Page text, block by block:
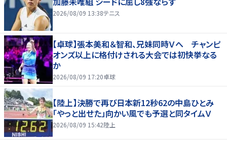
2026/08/09 13:38テニス
【卓球】張本美和＆智和、兄妹同時Ｖへ チャンピ
オンズ以上に格付けされる大会では初快挙なる
か
2026/08/09 17:20卓球
【陸上】決勝で再び日本新12秒62の中島ひとみ
「やっと出せた」向かい風でも予選と同タイムＶ
2026/08/09 15:42陸上